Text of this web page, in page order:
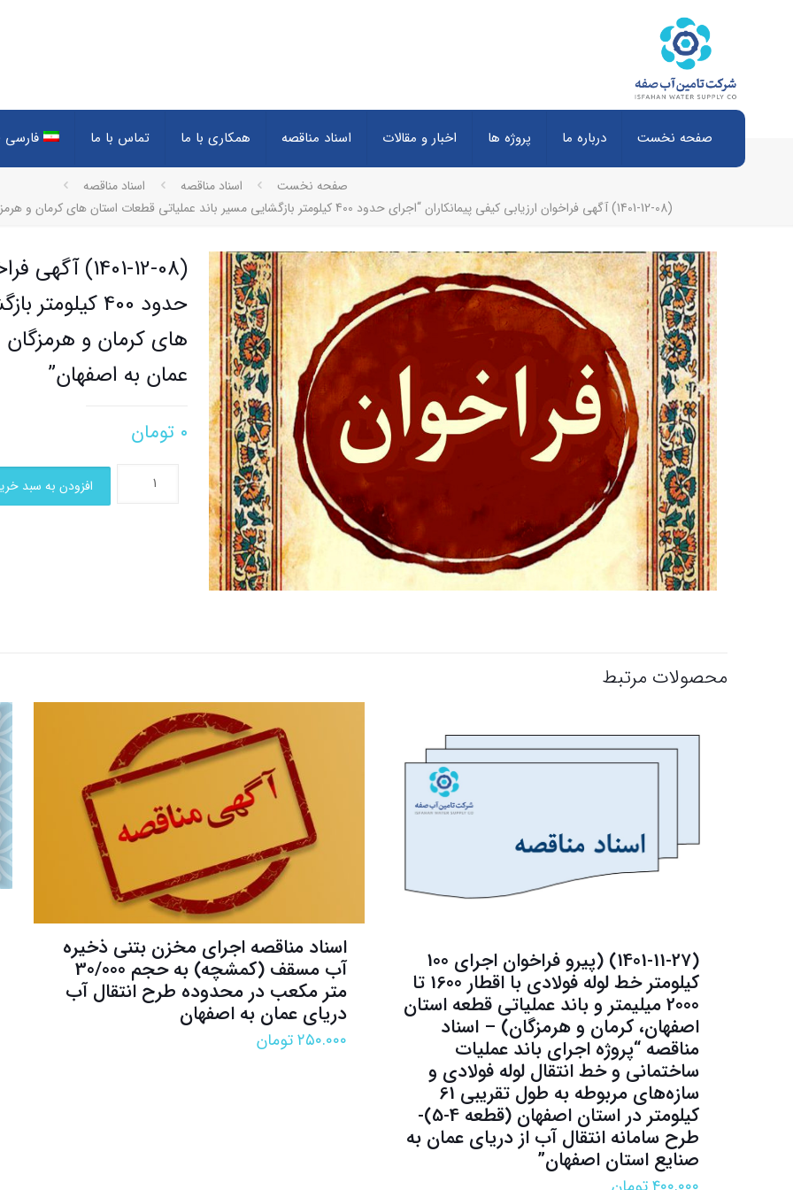
صفحه نخست درباره ما پروژه ها اخبار و مقالات اسناد مناقصه همکاری با ما تماس با ما فارسی
صفحه نخست اسناد مناقصه
اسناد مناقصه
(1401-12-08) آگهی فراخوان ارزیابی کیفی پیمانکاران “اجرای حدود 400 کیلومتر بازگشایی مسیر باند عملیاتی قطعات استان های کرمان و هرمزگان در محدوده طرح انتقال آب دریای عمان به اصفهان”
(1401-12-08)
حدود 400
های کرمان و
عمان به اصفهان”
۰ تومان
افزودن به سبد
محصولات مرتبط
(1401-11-27) (پیرو فراخوان اجرای 100
کیلومتر خط لوله فولادی با اقطار 1600 تا
2000 میلیمتر و باند عملیاتی قطعه استان
اصفهان، کرمان و هرمزگان) – اسناد
مناقصه “پروژه اجرای باند عملیات
ساختمانی و خط انتقال لوله فولادی و
سازه‌های مربوطه به طول تقریبی 61
کیلومتر در استان اصفهان (قطعه 4-5)-
طرح سامانه انتقال آب از دریای عمان به
صنایع استان اصفهان”
اسناد مناقصه اجرای مخزن بتنی ذخیره
آب مسقف (کمشچه) به حجم 30/000
متر مکعب در محدوده طرح انتقال آب
دریای عمان به اصفهان
۲۵۰.۰۰۰تومان